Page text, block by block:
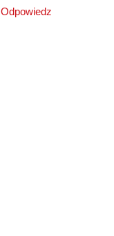
Odpowiedz